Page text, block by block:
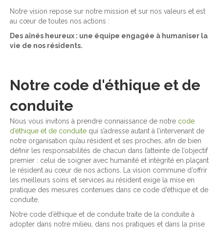
Notre vision repose sur notre mission et sur nos valeurs et est
au cœur de toutes nos actions :
Des aînés heureux : une équipe engagée à humaniser la
vie de nos résidents.
Notre code d'éthique et de
conduite
Nous vous invitons à prendre connaissance de notre code
d’éthique et de conduite qui s’adresse autant à l’intervenant de
notre organisation qu’au résident et ses proches, afin de bien
définir les responsabilités de chacun dans l’atteinte de l’objectif
premier : celui de soigner avec humanité et intégrité en plaçant
le résident au cœur de nos actions. La vision commune d’offrir
les meilleurs soins et services au résident exige la mise en
pratique des mesures contenues dans ce code d’éthique et de
conduite.
Notre code d’éthique et de conduite traite de la conduite à
adopter dans notre milieu, dans nos pratiques et dans la prise